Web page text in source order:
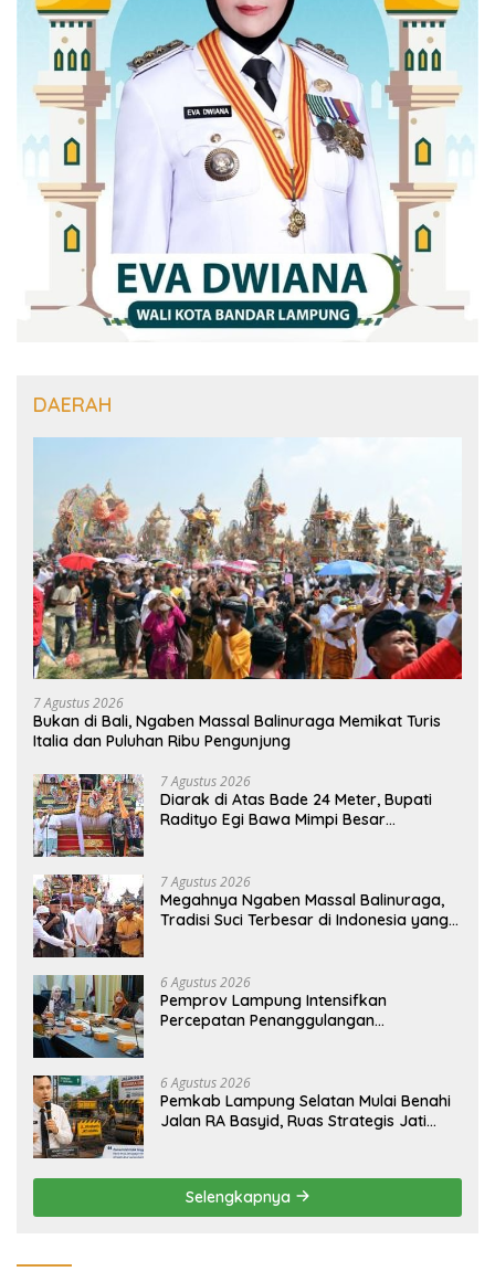
DAERAH
7 Agustus 2026
Bukan di Bali, Ngaben Massal Balinuraga Memikat Turis
Italia dan Puluhan Ribu Pengunjung
7 Agustus 2026
Diarak di Atas Bade 24 Meter, Bupati
Radityo Egi Bawa Mimpi Besar
7 Agustus 2026
Megahnya Ngaben Massal Balinuraga,
Tradisi Suci Terbesar di Indonesia yang
6 Agustus 2026
Pemprov Lampung Intensifkan
Percepatan Penanggulangan
6 Agustus 2026
Pemkab Lampung Selatan Mulai Benahi
Jalan RA Basyid, Ruas Strategis Jati
Selengkapnya